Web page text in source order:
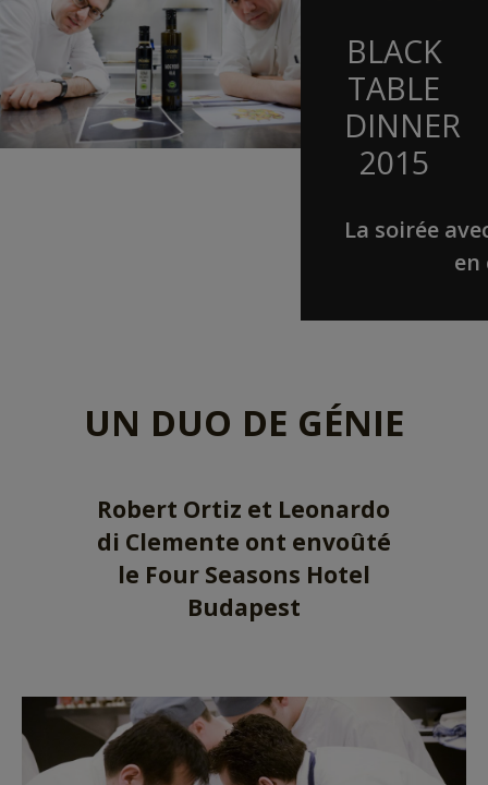
BLACK
TABLE
DINNER
2015
La soirée
en
UN DUO DE GÉNIE
Robert Ortiz et Leonardo
di Clemente ont envoûté
le Four Seasons Hotel
Budapest